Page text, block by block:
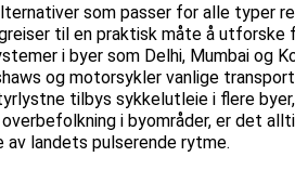
som passer for alle typer
til en praktisk måte å utforske
i byer som Delhi, Mumbai og
og motorsykler vanlige
tilbys sykkelutleie i flere
i byområder, er det
landets pulserende rytme.